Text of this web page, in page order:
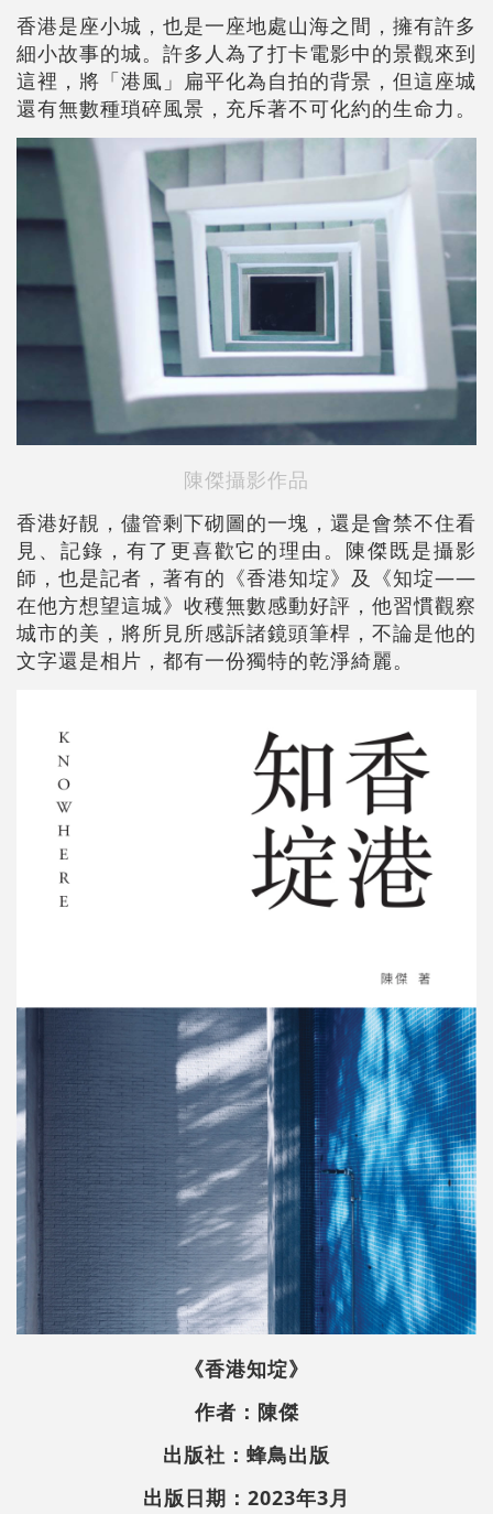
香港是座小城，也是一座地處山海之間，擁有許多
細小故事的城。許多人為了打卡電影中的景觀來到
這裡，將「港風」扁平化為自拍的背景，但這座城
還有無數種瑣碎風景，充斥著不可化約的生命力。
陳傑攝影作品
香港好靚，儘管剩下砌圖的一塊，還是會禁不住看
見、記錄，有了更喜歡它的理由。陳傑既是攝影
師，也是記者，著有的《香港知埞》及《知埞——
在他方想望這城》收穫無數感動好評，他習慣觀察
城市的美，將所見所感訴諸鏡頭筆桿，不論是他的
文字還是相片，都有一份獨特的乾淨綺麗。
《香港知埞》
作者：陳傑
出版社：蜂鳥出版
出版日期：2023年3月